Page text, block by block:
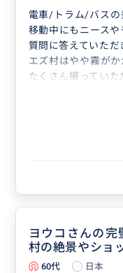
電車/トラム/バスの
移動中にもニース
質問に答えていただ
エズ村はやや霧が
たくさん撮っていた
ヨウコさんの
村の絶景やショ
60代
日本